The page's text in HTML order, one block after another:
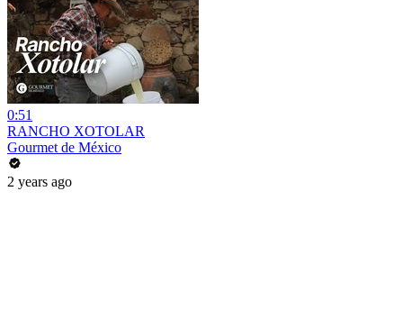
0:51
RANCHO XOTOLAR
Gourmet de México
2 years ago